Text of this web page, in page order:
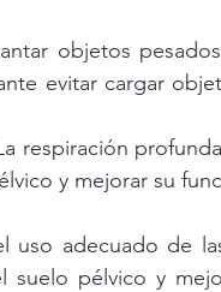
objetos
evitar cargar
respiración
y mejorar su
uso adecuado de
pélvico y